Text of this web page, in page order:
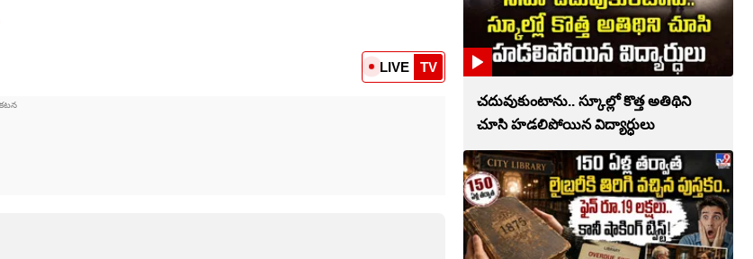
LIVE TV
చదువుకుంటాను.. స్కూల్లో కొత్త అతిథిని
చూసి హడలిపోయిన విద్యార్ధులు